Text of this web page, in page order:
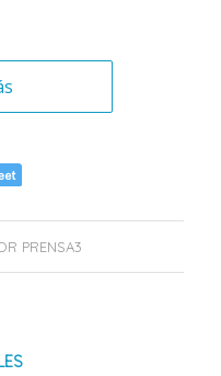
PRENSA3